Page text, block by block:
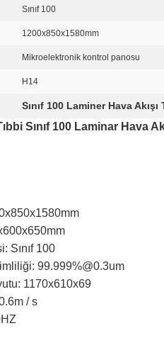
Sınıf 100
1200x850x1580mm
Mikroelektronik kontrol panosu
H14
Sınıf 100 Laminer Hava Akışı
Sınıf 100 Laminar Hava
Sınıf 100
99.999%@0.3um
1170x610x69
/ s